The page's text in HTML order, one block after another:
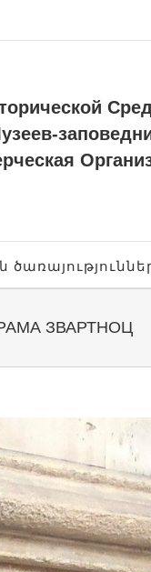
ЗВАРТНОЦ